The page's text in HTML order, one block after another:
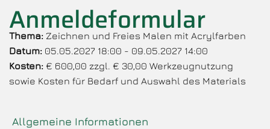
Anmeldeformular
Thema: Zeichnen und Freies Malen mit Acrylfarben
Datum: 05.05.2027 18:00 - 09.05.2027 14:00
Kosten: € 600,00 zzgl. € 30,00 Werkzeugnutzung
sowie Kosten für Bedarf und Auswahl des Materials
Allgemeine Informationen